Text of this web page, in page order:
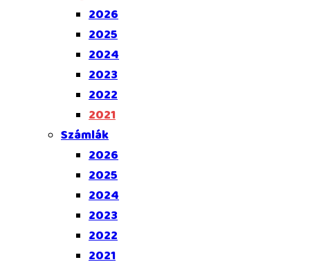
2026
2025
2024
2023
2022
2021
Számlák
2026
2025
2024
2023
2022
2021